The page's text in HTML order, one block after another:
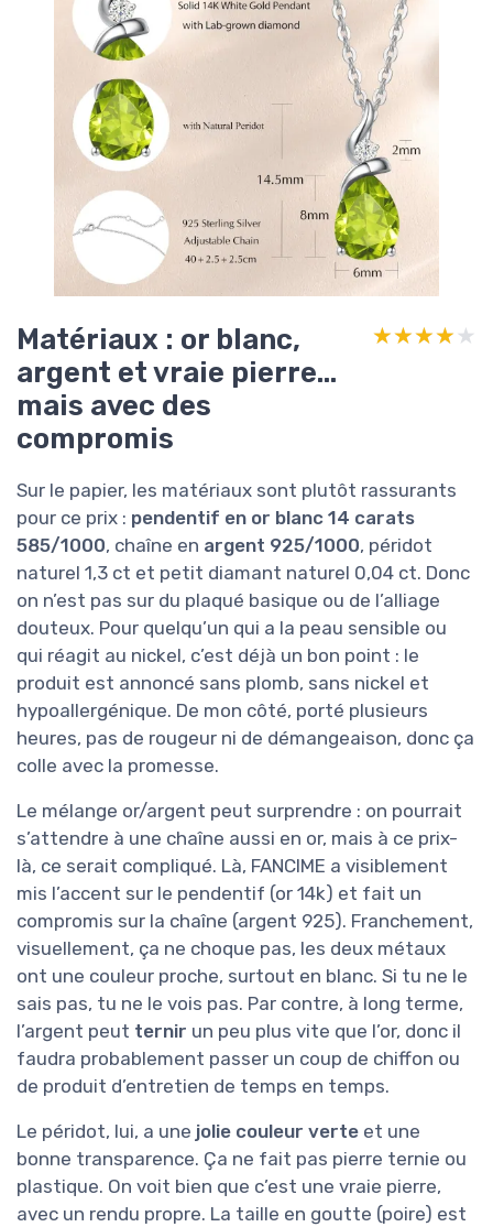
Matériaux : or blanc,
argent et vraie pierre…
mais avec des
compromis
★★★★★
★★★★★
Sur le papier, les matériaux sont plutôt rassurants
pour ce prix : pendentif en or blanc 14 carats
585/1000, chaîne en argent 925/1000, péridot
naturel 1,3 ct et petit diamant naturel 0,04 ct. Donc
on n’est pas sur du plaqué basique ou de l’alliage
douteux. Pour quelqu’un qui a la peau sensible ou
qui réagit au nickel, c’est déjà un bon point : le
produit est annoncé sans plomb, sans nickel et
hypoallergénique. De mon côté, porté plusieurs
heures, pas de rougeur ni de démangeaison, donc ça
colle avec la promesse.
Le mélange or/argent peut surprendre : on pourrait
s’attendre à une chaîne aussi en or, mais à ce prix-
là, ce serait compliqué. Là, FANCIME a visiblement
mis l’accent sur le pendentif (or 14k) et fait un
compromis sur la chaîne (argent 925). Franchement,
visuellement, ça ne choque pas, les deux métaux
ont une couleur proche, surtout en blanc. Si tu ne le
sais pas, tu ne le vois pas. Par contre, à long terme,
l’argent peut ternir un peu plus vite que l’or, donc il
faudra probablement passer un coup de chiffon ou
de produit d’entretien de temps en temps.
Le péridot, lui, a une jolie couleur verte et une
bonne transparence. Ça ne fait pas pierre ternie ou
plastique. On voit bien que c’est une vraie pierre,
avec un rendu propre. La taille en goutte (poire) est